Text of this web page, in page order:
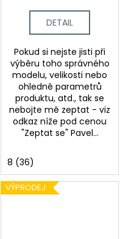
DETAIL
Pokud si nejste jisti při
výběru toho správného
modelu, velikosti nebo
ohledně parametrů
produktu, atd., tak se
nebojte mě zeptat - viz
odkaz níže pod cenou
"Zeptat se" Pavel...
8 (36)
VÝPRODEJ